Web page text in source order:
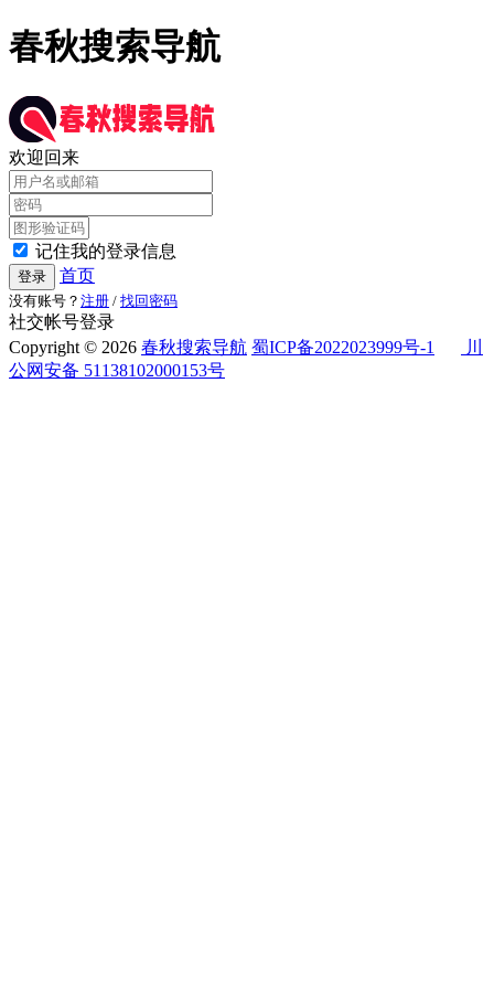
春秋搜索导航
欢迎回来
记住我的登录信息
登录 首页
没有账号？ 注册 / 找回密码
社交帐号登录
Copyright © 2026 春秋搜索导航 蜀ICP备2022023999号-1
川
公网安备 51138102000153号